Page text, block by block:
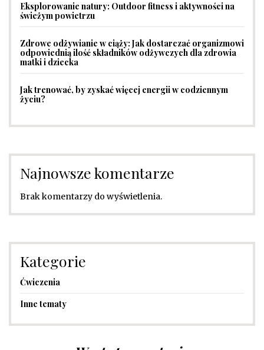
Eksplorowanie natury: Outdoor fitness i aktywności na
świeżym powietrzu
Zdrowe odżywianie w ciąży: Jak dostarczać organizmowi
odpowiednią ilość składników odżywczych dla zdrowia
matki i dziecka
Jak trenować, by zyskać więcej energii w codziennym
życiu?
Najnowsze komentarze
Brak komentarzy do wyświetlenia.
Kategorie
Ćwiczenia
Inne tematy